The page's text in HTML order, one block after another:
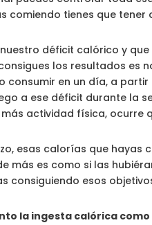
comiendo tienes que tener
déficit calórico y
los resultados es
consumir en un día, a
a ese déficit durante la
actividad física, ocurre
esas calorías que
más es como si las
consiguiendo esos
la ingesta calórica